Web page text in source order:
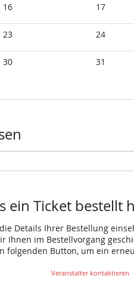
16 17
23 24
30 31
ein Ticket bestellt
Details Ihrer Bestellung
Ihnen im Bestellvorgang
folgenden Button, um ein
Veranstalter kontaktieren